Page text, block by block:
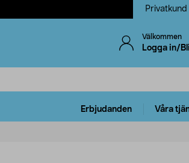
Privatkund
Välkommen
Logga in/
Erbjudanden Våra